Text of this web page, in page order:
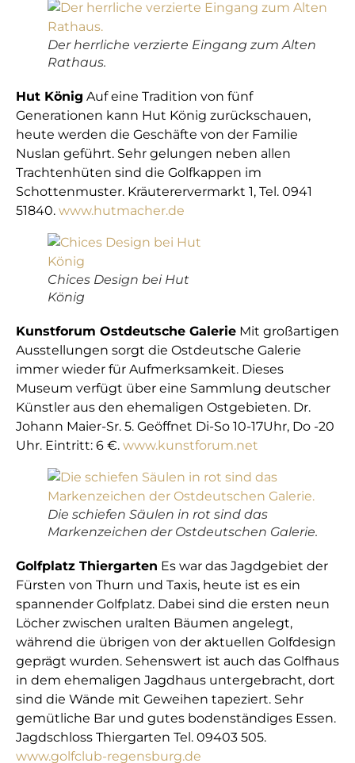
Der herrliche verzierte Eingang zum Alten
Rathaus.
Hut König Auf eine Tradition von fünf
Generationen kann Hut König zurückschauen,
heute werden die Geschäfte von der Familie
Nuslan geführt. Sehr gelungen neben allen
Trachtenhüten sind die Golfkappen im
Schottenmuster. Kräuterervermarkt 1, Tel. 0941
51840. www.hutmacher.de
Chices Design bei Hut
König
Kunstforum Ostdeutsche Galerie Mit großartigen
Ausstellungen sorgt die Ostdeutsche Galerie
immer wieder für Aufmerksamkeit. Dieses
Museum verfügt über eine Sammlung deutscher
Künstler aus den ehemaligen Ostgebieten. Dr.
Johann Maier-Sr. 5. Geöffnet Di-So 10-17Uhr, Do -20
Uhr. Eintritt: 6 €. www.kunstforum.net
Die schiefen Säulen in rot sind das
Markenzeichen der Ostdeutschen Galerie.
Golfplatz Thiergarten Es war das Jagdgebiet der
Fürsten von Thurn und Taxis, heute ist es ein
spannender Golfplatz. Dabei sind die ersten neun
Löcher zwischen uralten Bäumen angelegt,
während die übrigen von der aktuellen Golfdesign
geprägt wurden. Sehenswert ist auch das Golfhaus
in dem ehemaligen Jagdhaus untergebracht, dort
sind die Wände mit Geweihen tapeziert. Sehr
gemütliche Bar und gutes bodenständiges Essen.
Jagdschloss Thiergarten Tel. 09403 505.
www.golfclub-regensburg.de